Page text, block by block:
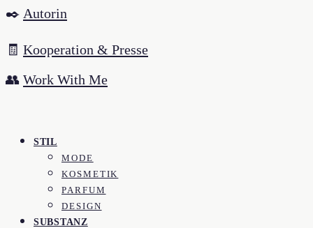
✒️ Autorin
🧾 Kooperation & Presse
👥 Work With Me
STIL
MODE
KOSMETIK
PARFUM
DESIGN
SUBSTANZ